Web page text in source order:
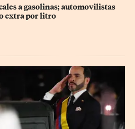
a gasolinas; automovilistas
extra por litro